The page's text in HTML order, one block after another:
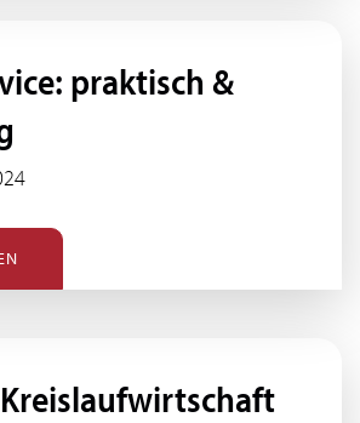
praktisch &